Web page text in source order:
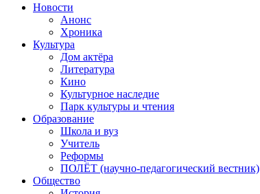
Новости
Анонс
Хроника
Культура
Дом актёра
Литература
Кино
Культурное наследие
Парк культуры и чтения
Образование
Школа и вуз
Учитель
Реформы
ПОЛЁТ (научно-педагогический вестник)
Общество